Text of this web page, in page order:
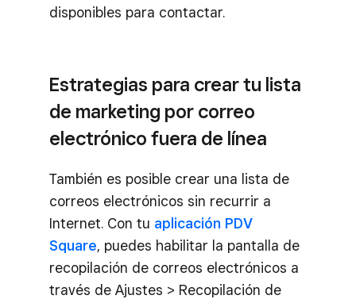
disponibles para contactar.
Estrategias para crear tu lista
de marketing por correo
electrónico fuera de línea
También es posible crear una lista de
correos electrónicos sin recurrir a
Internet. Con tu aplicación PDV
Square, puedes habilitar la pantalla de
recopilación de correos electrónicos a
través de Ajustes > Recopilación de